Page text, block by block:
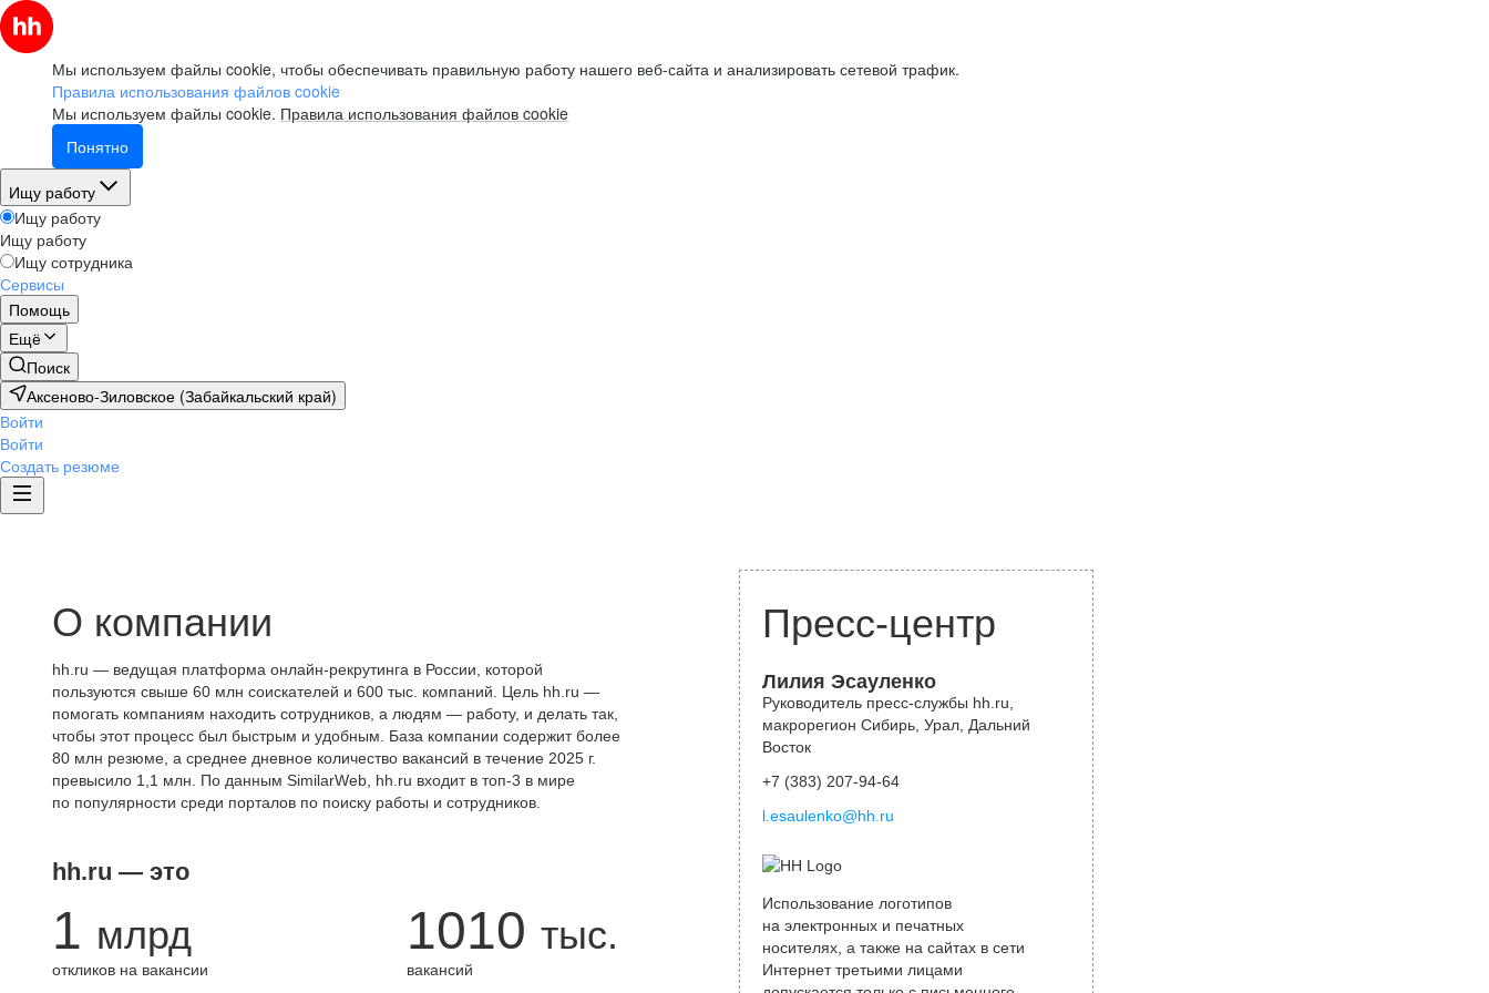
Мы используем файлы cookie, чтобы обеспечивать правильную работу нашего веб-сайта и анализировать сетевой трафик.
Правила использования файлов cookie
Мы используем файлы cookie. Правила использования файлов cookie
Понятно
Ищу работу
Ищу работу
Ищу работу
Ищу сотрудника
Сервисы
Помощь
Ещё
Поиск
Аксеново-Зиловское (Забайкальский край)
Войти
Войти
Создать резюме
О компании
hh.ru — ведущая платформа онлайн-рекрутинга в России, которой
пользуются свыше 60 млн соискателей и 600 тыс. компаний. Цель hh.ru —
помогать компаниям находить сотрудников, а людям — работу, и делать так,
чтобы этот процесс был быстрым и удобным. База компании содержит более
80 млн резюме, а среднее дневное количество вакансий в течение 2025 г.
превысило 1,1 млн. По данным SimilarWeb, hh.ru входит в топ-3 в мире
по популярности среди порталов по поиску работы и сотрудников.
hh.ru — это
1 млрд
откликов на вакансии
1010 тыс.
вакансий
Пресс-центр
Лилия Эсауленко
Руководитель пресс-службы hh.ru,
макрорегион Сибирь, Урал, Дальний
Восток
+7 (383) 207-94-64
l.esaulenko@hh.ru
Использование логотипов
на электронных и печатных
носителях, а также на сайтах в сети
Интернет третьими лицами